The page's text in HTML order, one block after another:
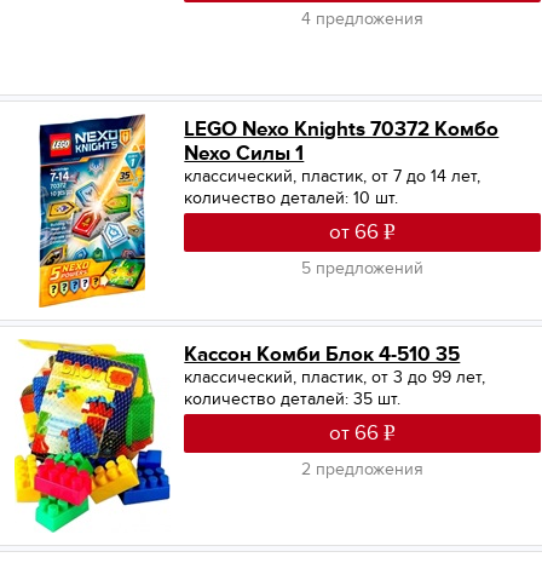
4 предложения
LEGO Nexo Knights 70372 Комбо
Nexo Силы 1
классический, пластик, от 7 до 14 лет,
количество деталей: 10 шт.
от 66
5 предложений
Кассон Комби Блок 4-510 35
классический, пластик, от 3 до 99 лет,
количество деталей: 35 шт.
от 66
2 предложения